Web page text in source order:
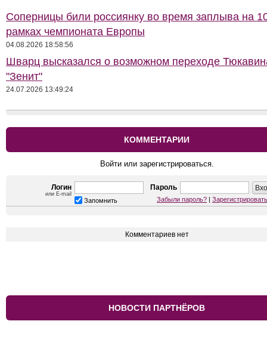
Соперницы били россиянку во время заплыва на
рамках чемпионата Европы
04.08.2026 18:58:56
Шварц высказался о возможном переходе
"Зенит"
24.07.2026 13:49:24
КОММЕНТАРИИ
Войти или зарегистрироваться.
Логин
или E-mail
Пароль
Запомнить Забыли пароль? |
Комментариев нет
НОВОСТИ ПАРТНЁРОВ